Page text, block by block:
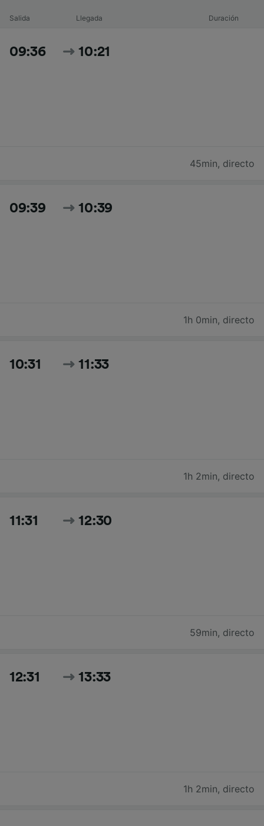
Salida Llegada Duración
09:36 10:21
45min, directo
09:39 10:39
1h 0min, directo
10:31 11:33
1h 2min, directo
11:31 12:30
59min, directo
12:31 13:33
1h 2min, directo